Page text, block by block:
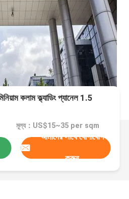
কলাম ক্ল্যাডিং প্যানেল 1.5
মূল্য：US$15~35 per sqm
আমাদের সাথে যোগাযোগ
করুন